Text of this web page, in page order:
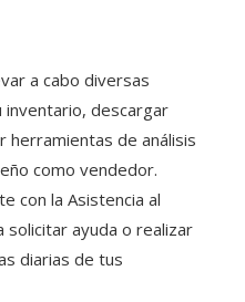
a cabo diversas
inventario, descargar
de análisis
como vendedor.
con la Asistencia al
solicitar ayuda o realizar
diarias de tus